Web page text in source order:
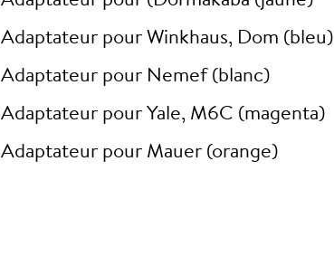
Adaptateur pour Winkhaus, Dom (bleu)
Adaptateur pour Nemef (blanc)
Adaptateur pour Yale, M6C (magenta)
Adaptateur pour Mauer (orange)